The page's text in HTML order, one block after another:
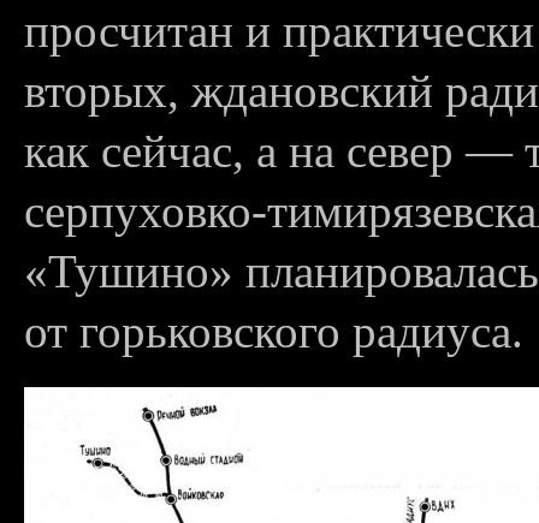
просчитан и
вторых, ждановский
как сейчас, а на север —
серпуховко-
«Тушино»
от горьковского радиуса.